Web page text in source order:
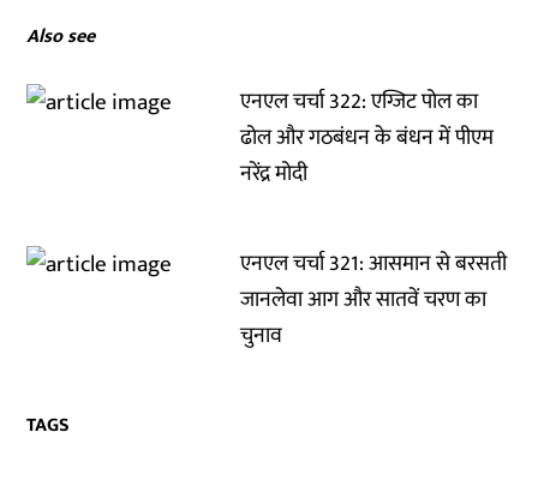
Also see
एनएल चर्चा 322: एग्जिट पोल का
ढोल और गठबंधन के बंधन में पीएम
नरेंद्र मोदी
एनएल चर्चा 321: आसमान से बरसती
जानलेवा आग और सातवें चरण का
चुनाव
TAGS